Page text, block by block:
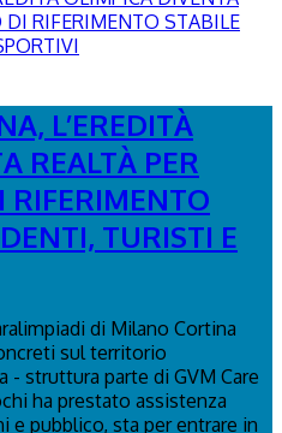
L’EREDITÀ
REALTÀ PER
RIFERIMENTO
TURISTI E
di Milano Cortina
sul territorio
struttura parte di GVM Care
ha prestato assistenza
e pubblico, sta per entrare in